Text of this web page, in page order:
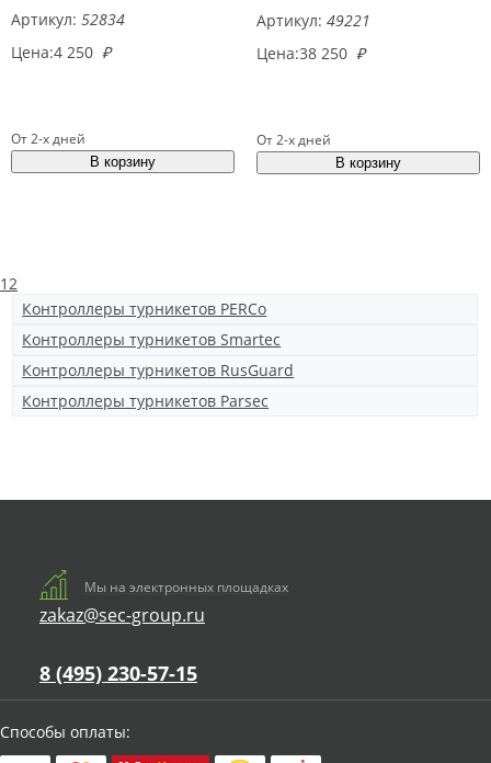
Артикул: 52834
Цена:4 250 ₽
От 2-х дней
Артикул: 49221
Цена:38 250 ₽
От 2-х дней
12
Контроллеры турникетов PERCo
Контроллеры турникетов Smartec
Контроллеры турникетов RusGuard
Контроллеры турникетов Parsec
Мы на электронных площадках
zakaz@sec-group.ru
8 (495) 230-57-15
Способы оплаты: